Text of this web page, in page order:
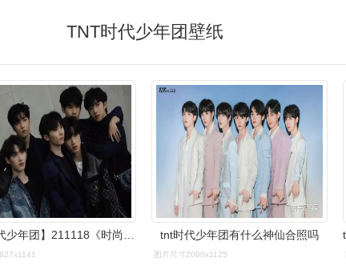
TNT时代少年团壁纸
tnt时代少年团有什么神仙合照吗
图片尺寸2000x1125